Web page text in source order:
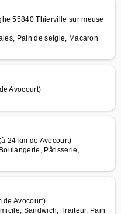
55840 Thierville sur meuse
Pain de seigle, Macaron
Avocourt)
24 km de Avocourt)
Pâtisserie,
de Avocourt)
Sandwich, Traiteur, Pain